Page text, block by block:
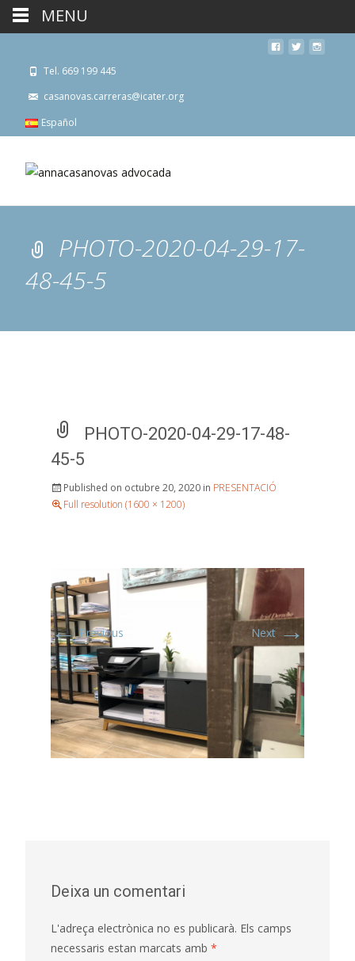
Tel. 669 199 445
casanovas.carreras@icater.org
Español
PHOTO-2020-04-29-17-
48-45-5
PHOTO-2020-04-29-17-48-
45-5
Published on octubre 20, 2020 in PRESENTACIÓ
Full resolution (1600 × 1200)
←Previous Next→
Deixa un comentari
L'adreça electrònica no es publicarà. Els camps
necessaris estan marcats amb *
MENU